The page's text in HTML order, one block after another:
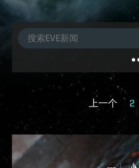
上一个 2